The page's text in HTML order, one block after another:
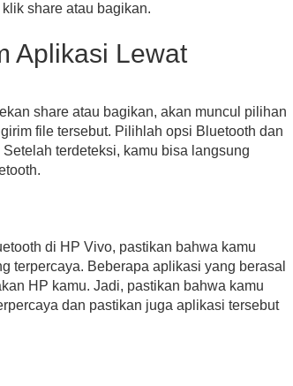
share atau bagikan.
Aplikasi Lewat
share atau bagikan, akan muncul pilihan
file tersebut. Pilihlah opsi Bluetooth dan
terdeteksi, kamu bisa langsung
di HP Vivo, pastikan bahwa kamu
terpercaya. Beberapa aplikasi yang berasal
HP kamu. Jadi, pastikan bahwa kamu
dan pastikan juga aplikasi tersebut